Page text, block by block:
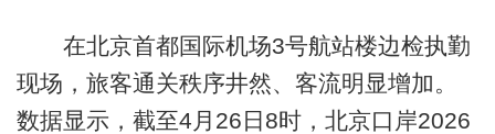
在北京首都国际机场3号航站楼边检执勤
现场，旅客通关秩序井然、客流明显增加。
数据显示，截至4月26日8时，北京口岸2026